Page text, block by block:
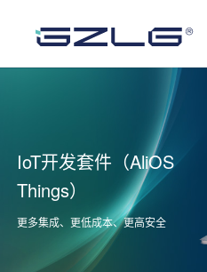
IoT开发套件（AliOS
Things）
更多集成、更低成本、更高安全